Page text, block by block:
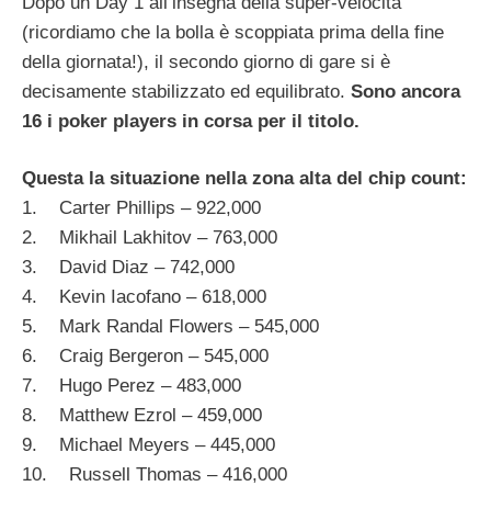
(ricordiamo che la bolla è scoppiata prima della fine
della giornata!), il secondo giorno di gare si è
decisamente stabilizzato ed equilibrato. Sono ancora
16 i poker players in corsa per il titolo.
Questa la situazione nella zona alta del chip count:
1. Carter Phillips – 922,000
2. Mikhail Lakhitov – 763,000
3. David Diaz – 742,000
4. Kevin Iacofano – 618,000
5. Mark Randal Flowers – 545,000
6. Craig Bergeron – 545,000
7. Hugo Perez – 483,000
8. Matthew Ezrol – 459,000
9. Michael Meyers – 445,000
10. Russell Thomas – 416,000